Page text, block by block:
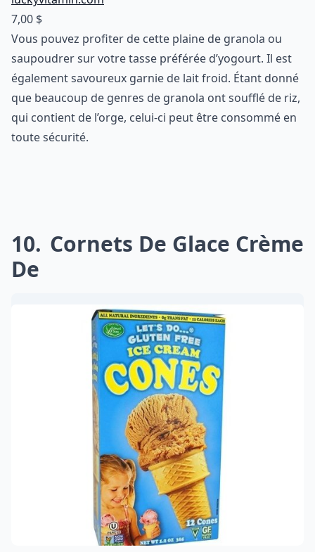
7,00 $
Vous pouvez profiter de cette plaine de granola ou
saupoudrer sur votre tasse préférée d’yogourt. Il est
également savoureux garnie de lait froid. Étant donné
que beaucoup de genres de granola ont soufflé de riz,
qui contient de l’orge, celui-ci peut être consommé en
toute sécurité.
10 Cornets De Glace Crème
De